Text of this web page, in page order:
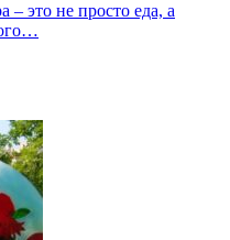
– это не просто еда, а